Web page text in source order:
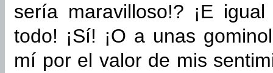
sería maravilloso!? ¡E
todo! ¡Sí! ¡O a unas
mí por el valor de mis